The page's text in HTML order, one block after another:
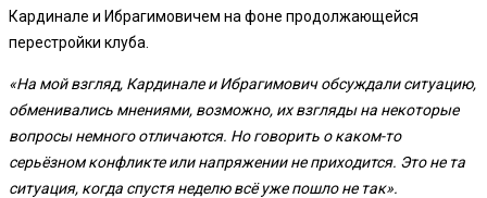
Кардинале и Ибрагимовичем на фоне продолжающейся
перестройки клуба.
«На мой взгляд, Кардинале и Ибрагимович обсуждали ситуацию,
обменивались мнениями, возможно, их взгляды на некоторые
вопросы немного отличаются. Но говорить о каком-то
серьёзном конфликте или напряжении не приходится. Это не та
ситуация, когда спустя неделю всё уже пошло не так».